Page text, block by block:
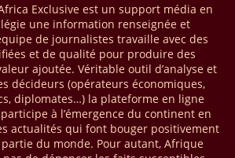
à l’échelle mondiale, qui s’est établie à 2091
rapport à 2024). L’Afrique a également
du nombre de transactions de Mobile money
dans le monde, avec environ 92 milliards de
rapport à 2024) sur un total de 125 milliards
CREATIVE
par le Boston Consulting Group, et
Exclusive est un support média en
une information renseignée et
de journalistes travaille avec des
et de qualité pour produire des
ajoutée. Véritable outil d’analyse et
décideurs (opérateurs économiques,
diplomates…) la plateforme en ligne
participe à l’émergence du continent en
actualités qui font bouger positivement
du monde. Pour autant, Afrique